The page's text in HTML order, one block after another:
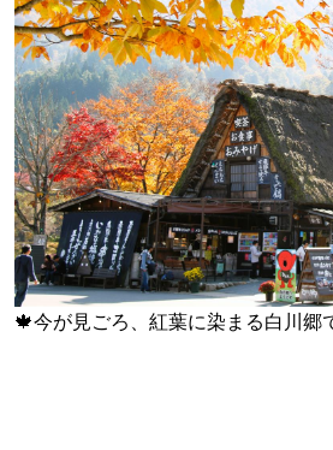
🍁今が見ごろ、紅葉に染まる白川郷